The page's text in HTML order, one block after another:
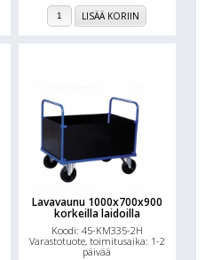
LISÄÄ KORIIN
Lavavaunu 1000x700x900
korkeilla laidoilla
Koodi: 45-KM335-2H
Varastotuote, toimitusaika: 1-2
päivää